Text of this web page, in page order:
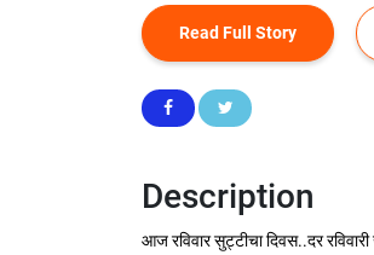
Read Full Story
Description
आज रविवार सुट्टीचा दिवस..दर